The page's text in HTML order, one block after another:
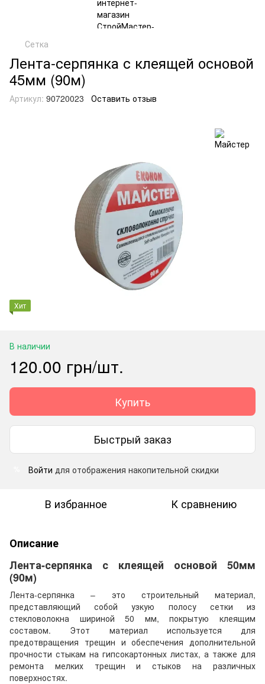
Сетка
Лента-серпянка с клеящей основой
45мм (90м)
Артикул: 90720023 Оставить отзыв
Хит
В наличии
120.00 грн/шт.
Купить
Быстрый заказ
Войти для отображения накопительной скидки
В избранное К сравнению
Описание
Лента-серпянка с клеящей основой 50мм
(90м)
Лента-серпянка – это строительный материал,
представляющий собой узкую полосу сетки из
стекловолокна шириной 50 мм, покрытую клеящим
составом. Этот материал используется для
предотвращения трещин и обеспечения дополнительной
прочности стыкам на гипсокартонных листах, а также для
ремонта мелких трещин и стыков на различных
поверхностях.